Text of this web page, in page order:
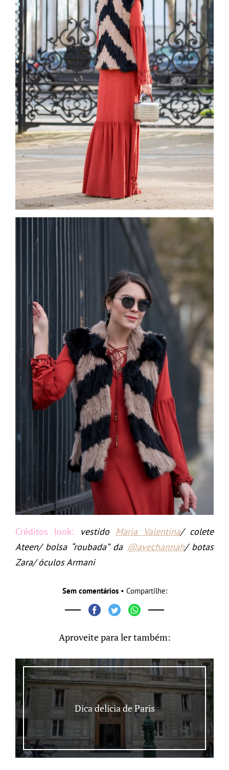
Créditos look: vestido Maria Valentina/ colete
Ateen/ bolsa “roubada” da @avechannah/ botas
Zara/ óculos Armani
Sem comentários• Compartilhe:
Aproveite para ler também:
Dica delícia de Paris